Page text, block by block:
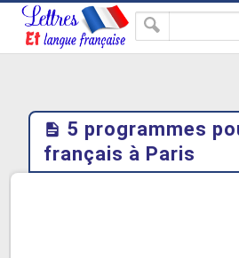
5 programmes
français à Paris